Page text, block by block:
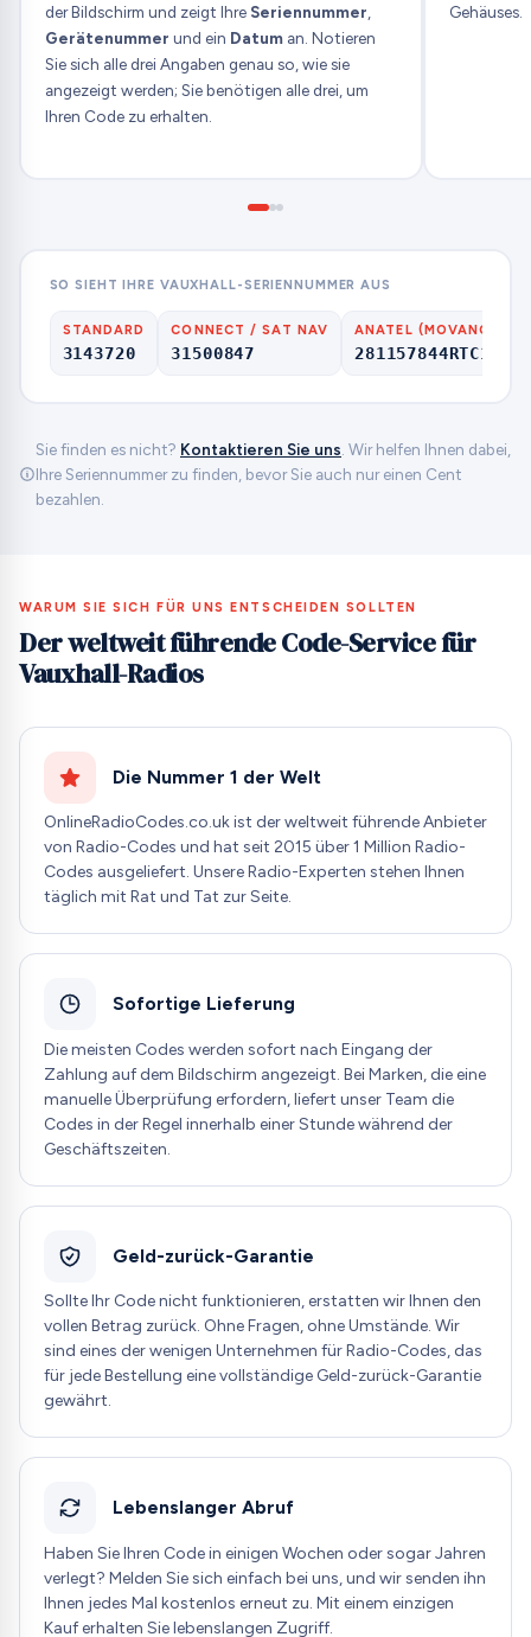
der Bildschirm und zeigt Ihre Seriennummer
Gerätenummer und ein Datuman. Notieren
Sie sich alle drei Angaben genau so, wie sie
angezeigt werden; Sie benötigen alle drei, um
Ihren Code zu erhalten.
Gehäuses.
SO SIEHT IHRE VAUXHALL-SERIENNUMMER AUS
STANDARD
3143720
CONNECT / SAT NAV
31500847
ANATEL (MOVANO)
281157844RTC109
Sie finden es nicht? Kontaktieren Sie uns . Wir helfen Ihnen dabei,
Ihre Seriennummer zu finden, bevor Sie auch nur einen Cent
bezahlen.
WARUM SIE SICH FÜR UNS ENTSCHEIDEN SOLLTEN
Der weltweit führende Code-Service für
Vauxhall-Radios
Die Nummer 1 der Welt
OnlineRadioCodes.co.uk ist der weltweit führende Anbieter
von Radio-Codes und hat seit 2015 über 1 Million Radio-
Codes ausgeliefert. Unsere Radio-Experten stehen Ihnen
täglich mit Rat und Tat zur Seite.
Sofortige Lieferung
Die meisten Codes werden sofort nach Eingang der
Zahlung auf dem Bildschirm angezeigt. Bei Marken, die eine
manuelle Überprüfung erfordern, liefert unser Team die
Codes in der Regel innerhalb einer Stunde während der
Geschäftszeiten.
Geld-zurück-Garantie
Sollte Ihr Code nicht funktionieren, erstatten wir Ihnen den
vollen Betrag zurück. Ohne Fragen, ohne Umstände. Wir
sind eines der wenigen Unternehmen für Radio-Codes, das
für jede Bestellung eine vollständige Geld-zurück-Garantie
gewährt.
Lebenslanger Abruf
Haben Sie Ihren Code in einigen Wochen oder sogar Jahren
verlegt? Melden Sie sich einfach bei uns, und wir senden ihn
Ihnen jedes Mal kostenlos erneut zu. Mit einem einzigen
Kauf erhalten Sie lebenslangen Zugriff.